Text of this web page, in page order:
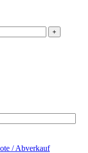
/ Abverkauf